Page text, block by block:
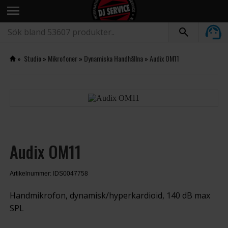
menu
» Studio» Mikrofoner» Dynamiska Handhållna» Audix OM11
Audix OM11
Artikelnummer: IDS0047758
Handmikrofon, dynamisk/hyperkardioid, 140 dB max
SPL